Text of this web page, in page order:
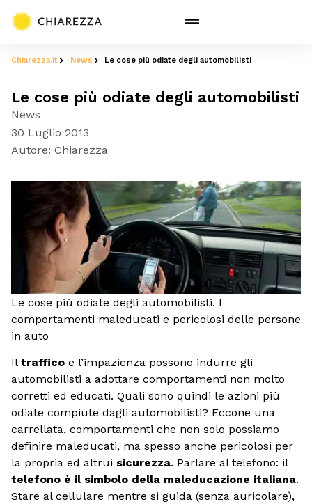
Chiarezza.it News Le cose più odiate degli automobilisti
Le cose più odiate degli automobilisti
News
30 Luglio 2013
Autore: Chiarezza
Le cose più odiate degli automobilisti. I
comportamenti maleducati e pericolosi delle persone
in auto
Il traffico e l’impazienza possono indurre gli
automobilisti a adottare comportamenti non molto
corretti ed educati. Quali sono quindi le azioni più
odiate compiute dagli automobilisti? Eccone una
carrellata, comportamenti che non solo possiamo
definire maleducati, ma spesso anche pericolosi per
la propria ed altrui sicurezza. Parlare al telefono: il
telefono è il simbolo della maleducazione italiana.
Stare al cellulare mentre si guida (senza auricolare),